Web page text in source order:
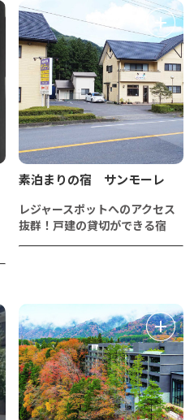
素泊まりの宿 サンモーレ
レジャースポットへのアクセス
抜群！戸建の貸切ができる宿